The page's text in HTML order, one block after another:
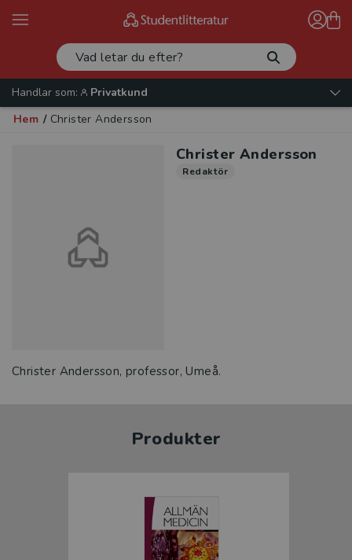
Handlar som:
Privatkund
Hem / Christer Andersson
Christer Andersson
Redaktör
Christer Andersson, professor, Umeå.
Produkter